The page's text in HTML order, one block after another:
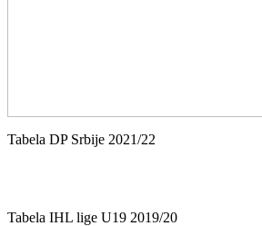
Tabela DP Srbije 2021/22
Tabela IHL lige U19 2019/20